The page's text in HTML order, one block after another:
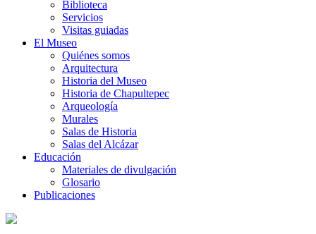
Biblioteca
Servicios
Visitas guiadas
El Museo
Quiénes somos
Arquitectura
Historia del Museo
Historia de Chapultepec
Arqueología
Murales
Salas de Historia
Salas del Alcázar
Educación
Materiales de divulgación
Glosario
Publicaciones